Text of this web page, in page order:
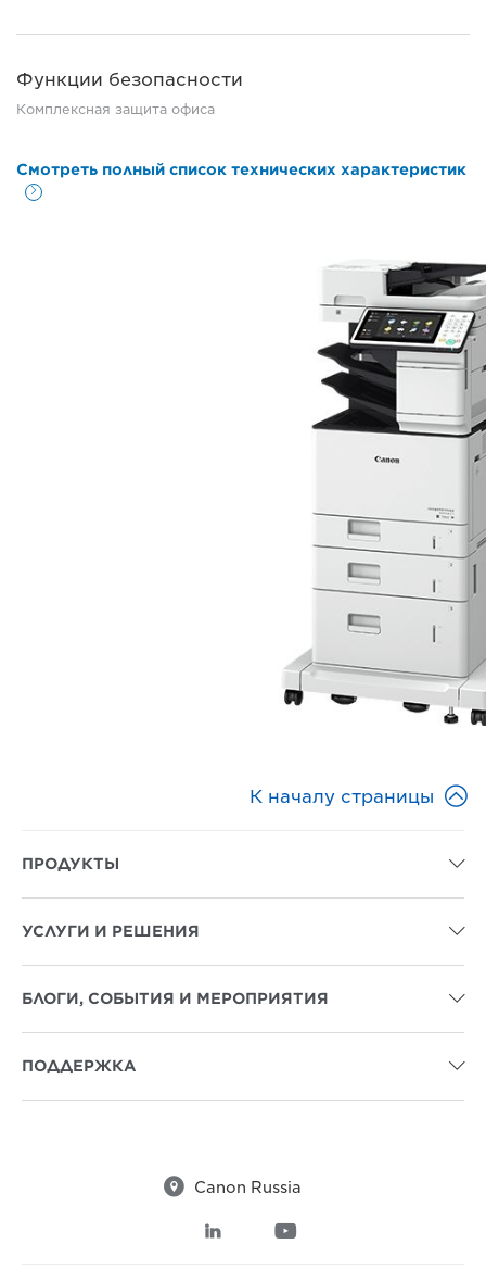
Функции безопасности
Комплексная защита офиса
Смотреть полный список технических характеристик
К началу страницы 
ПРОДУКТЫ 
УСЛУГИ И РЕШЕНИЯ 
БЛОГИ, СОБЫТИЯ И МЕРОПРИЯТИЯ 
ПОДДЕРЖКА 
 Canon Russia
 